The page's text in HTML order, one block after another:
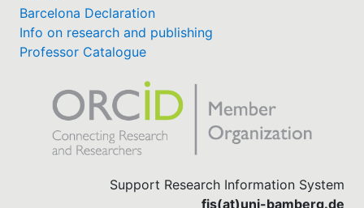
Barcelona Declaration
Info on research and publishing
Professor Catalogue
Support Research Information System
fis(at)uni-bamberg.de